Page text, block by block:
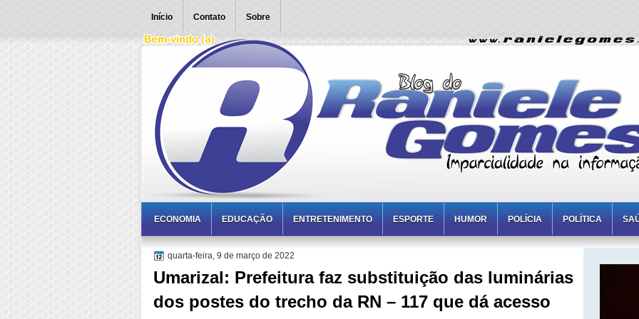
Início Contato Sobre
ECONOMIA EDUCAÇÃO ENTRETENIMENTO ESPORTE HUMOR POLÍCIA POLÍTICA
quarta-feira, 9 de março de 2022
Umarizal: Prefeitura faz substituição das luminárias
dos postes do trecho da RN – 117 que dá acesso